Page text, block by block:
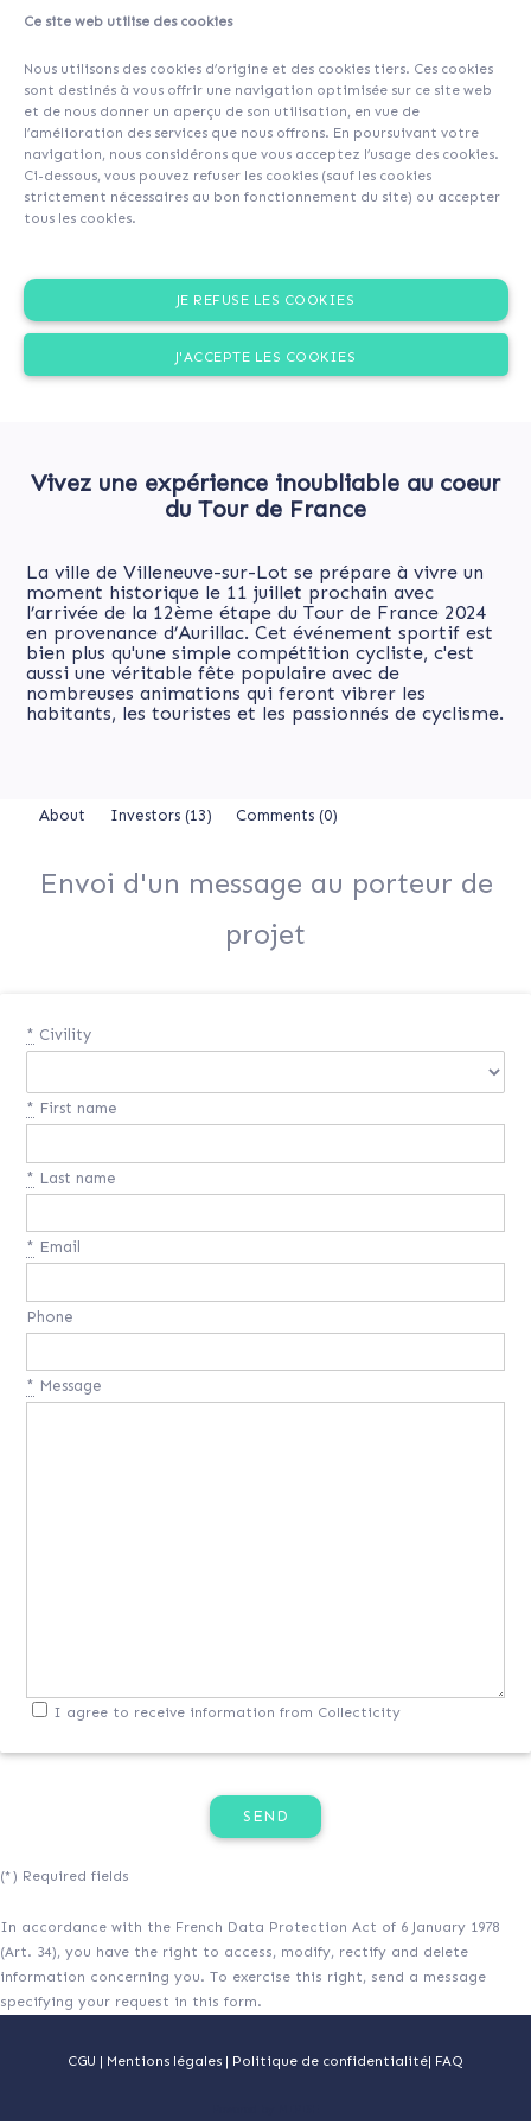
Ce site web utilise des cookies
Nous utilisons des cookies d’origine et des cookies tiers. Ces cookies
sont destinés à vous offrir une navigation optimisée sur ce site web
et de nous donner un aperçu de son utilisation, en vue de
l’amélioration des services que nous offrons. En poursuivant votre
navigation, nous considérons que vous acceptez l’usage des cookies.
Ci-dessous, vous pouvez refuser les cookies (sauf les cookies
strictement nécessaires au bon fonctionnement du site) ou accepter
tous les cookies.
JE REFUSE LES COOKIES
J'ACCEPTE LES COOKIES
Vivez une expérience inoubliable au coeur
du Tour de France
La ville de Villeneuve-sur-Lot se prépare à vivre un
moment historique le 11 juillet prochain avec
l’arrivée de la 12ème étape du Tour de France 2024
en provenance d’Aurillac. Cet événement sportif est
bien plus qu'une simple compétition cycliste, c'est
aussi une véritable fête populaire avec de
nombreuses animations qui feront vibrer les
habitants, les touristes et les passionnés de cyclisme.
About Investors (13) Comments (0)
Envoi d'un message au porteur de
projet
* Civility
* First name
* Last name
* Email
Phone
* Message
I agree to receive information from Collecticity
(*) Required fields
In accordance with the French Data Protection Act of 6 January 1978
(Art. 34), you have the right to access, modify, rectify and delete
information concerning you. To exercise this right, send a message
specifying your request in this form.
CGU | Mentions légales | Politique de confidentialité| FAQ